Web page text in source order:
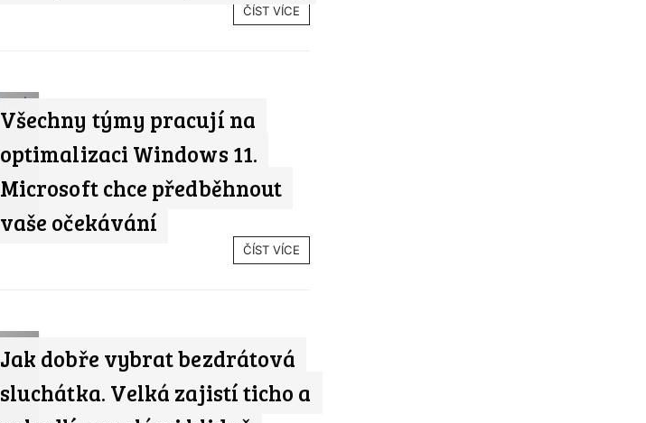
ČÍST VÍCE
Všechny týmy pracují na
optimalizaci Windows 11.
Microsoft chce předběhnout
vaše očekávání
ČÍST VÍCE
Jak dobře vybrat bezdrátová
sluchátka. Velká zajistí ticho a